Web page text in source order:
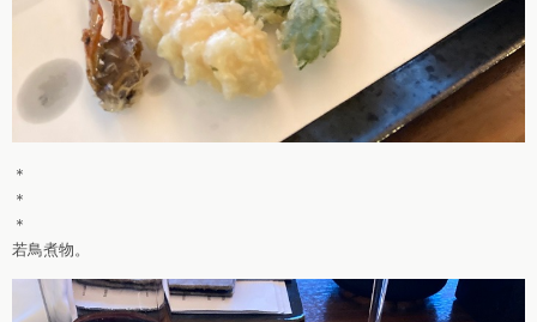
＊
＊
＊
若鳥煮物。